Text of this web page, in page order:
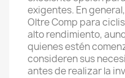
exigentes. En
Oltre Comp para
alto rendimiento,
quienes estén
consideren sus
antes de realizar la